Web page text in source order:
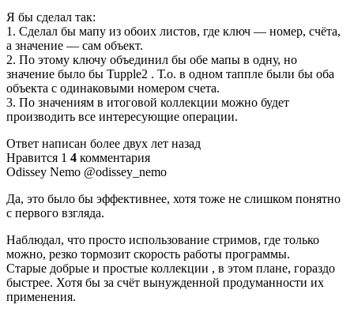
Я бы сделал так:
1. Сделал бы мапу из обоих листов, где ключ — номер, счёта,
а значение — сам объект.
2. По этому ключу объединил бы обе мапы в одну, но
значение было бы Tupple2 . Т.о. в одном таппле были бы оба
объекта с одинаковыми номером счета.
3. По значениям в итоговой коллекции можно будет
производить все интересующие операции.
Ответ написан более двух лет назад
Нравится 1 4 комментария
Odissey Nemo @odissey_nemo
Да, это было бы эффективнее, хотя тоже не слишком понятно
с первого взгляда.
Наблюдал, что просто использование стримов, где только
можно, резко тормозит скорость работы программы.
Старые добрые и простые коллекции , в этом плане, гораздо
быстрее. Хотя бы за счёт вынужденной продуманности их
применения.